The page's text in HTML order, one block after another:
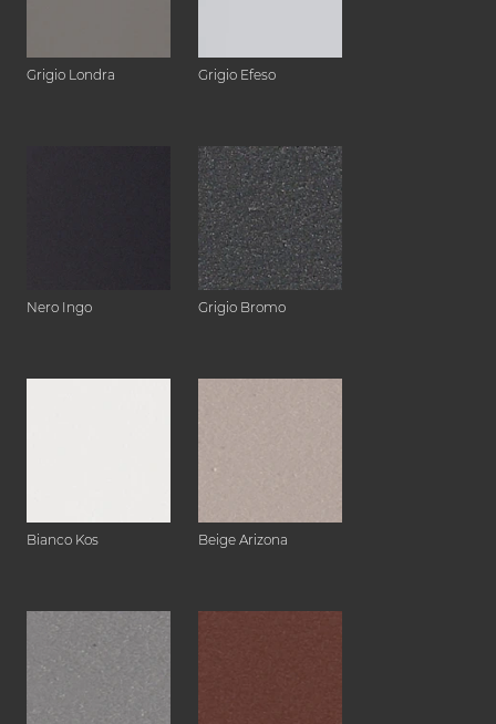
Grigio Londra Grigio Efeso
Nero Ingo Grigio Bromo
Bianco Kos Beige Arizona